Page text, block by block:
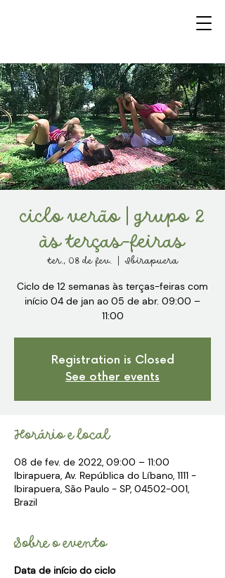
ciclo verão | grupo 2
às terças-feiras
ter., 08 de fev.
  |
Ibirapuera
Ciclo de 12 semanas às terças-feiras com
início 04 de jan ao 05 de abr. 09:00 –
11:00
Registration is Closed
See other events
Horário e local
08 de fev. de 2022, 09:00 – 11:00
Ibirapuera, Av. República do Líbano, 1111 -
Ibirapuera, São Paulo - SP, 04502-001,
Brazil
Sobre o evento
Data de início do ciclo